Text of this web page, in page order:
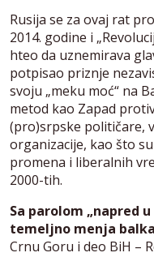
Rusija se za ovaj rat
2014. godine i
hteo da uznemirava
potpisao priznje
svoju „meku moć“ na
metod kao Zapad
(pro)srpske političare,
organizacije, kao što
promena i liberalnih
2000-tih.
Sa parolom „napred
temeljno menja
Crnu Goru i deo BiH –